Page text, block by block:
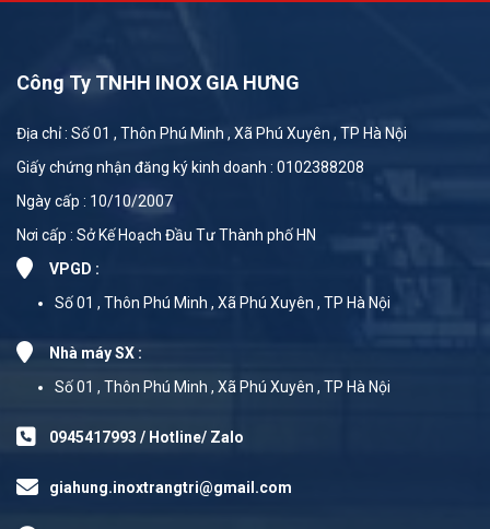
Công Ty TNHH INOX GIA HƯNG
Địa chỉ : Số 01 , Thôn Phú Minh , Xã Phú Xuyên , TP Hà Nội
Giấy chứng nhận đăng ký kinh doanh : 0102388208
Ngày cấp : 10/10/2007
Nơi cấp : Sở Kế Hoạch Đầu Tư Thành phố HN
VPGD :
Số 01 , Thôn Phú Minh , Xã Phú Xuyên , TP Hà Nội
Nhà máy SX :
Số 01 , Thôn Phú Minh , Xã Phú Xuyên , TP Hà Nội
0945417993 / Hotline/ Zalo
giahung.inoxtrangtri@gmail.com